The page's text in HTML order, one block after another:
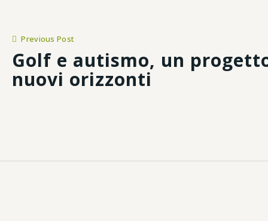
Navigazione
articoli
Previous Post
Golf e autismo, un
nuovi orizzonti